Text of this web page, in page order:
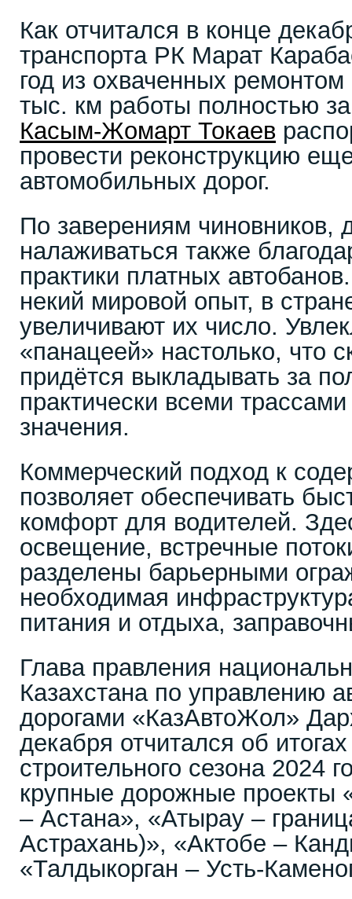
Как отчитался в конце
транспорта РК Марат
год из охваченных
тыс. км работы полностью
Касым-Жомарт Токаев
провести реконструкцию
автомобильных дорог.
По заверениям чиновников,
налаживаться также
практики платных
некий мировой опыт, в
увеличивают их число.
«панацеей» настолько, что
придётся выкладывать за
практически всеми
значения.
Коммерческий подход к
позволяет обеспечивать
комфорт для водителей.
освещение, встречные
разделены барьерными
необходимая
питания и отдыха,
Глава правления
Казахстана по управлению
дорогами «КазАвтоЖол»
декабря отчитался об
строительного сезона 2024
крупные дорожные проекты
– Астана», «Атырау –
Астрахань)», «Актобе –
«Талдыкорган – Усть-